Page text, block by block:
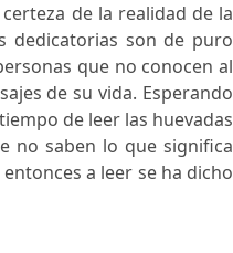
de la realidad de la
dedicatorias son de puro
que no conocen al
de su vida. Esperando
de leer las huevadas
no saben lo que significa
a leer se ha dicho